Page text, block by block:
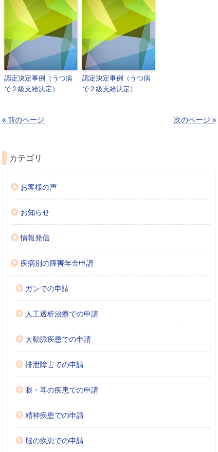
認定決定事例（うつ病
で２級支給決定）
認定決定事例（うつ病
で２級支給決定）
« 前のページ 次のページ »
カテゴリ
お客様の声
お知らせ
情報発信
疾病別の障害年金申請
ガンでの申請
人工透析治療での申請
大動脈疾患での申請
排泄障害での申請
眼・耳の疾患での申請
精神疾患での申請
脳の疾患での申請